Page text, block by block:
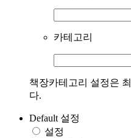
카테고리
책장카테고리 설정은
다.
Default 설정
설정